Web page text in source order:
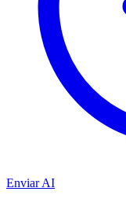
Enviar AI